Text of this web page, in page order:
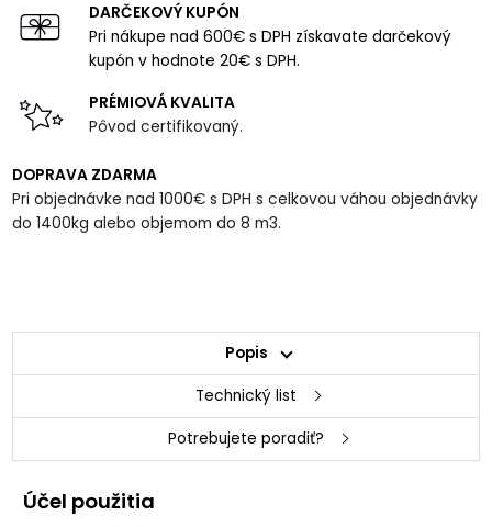
DARČEKOVÝ KUPÓN
Pri nákupe nad 600€ s DPH získavate darčekový
kupón v hodnote 20€ s DPH.
PRÉMIOVÁ KVALITA
Pôvod certifikovaný.
DOPRAVA ZDARMA
Pri objednávke nad 1000€ s DPH s celkovou váhou objednávky
do 1400kg alebo objemom do 8 m3.
Popis
Technický list
Potrebujete poradiť?
Účel použitia